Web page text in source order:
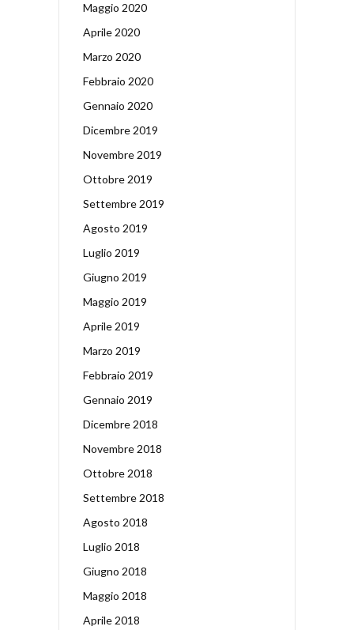
Maggio 2020
Aprile 2020
Marzo 2020
Febbraio 2020
Gennaio 2020
Dicembre 2019
Novembre 2019
Ottobre 2019
Settembre 2019
Agosto 2019
Luglio 2019
Giugno 2019
Maggio 2019
Aprile 2019
Marzo 2019
Febbraio 2019
Gennaio 2019
Dicembre 2018
Novembre 2018
Ottobre 2018
Settembre 2018
Agosto 2018
Luglio 2018
Giugno 2018
Maggio 2018
Aprile 2018